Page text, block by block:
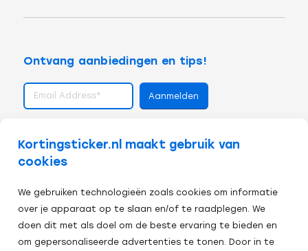
Kortingsticker.nl maakt gebruik van
cookies
We gebruiken technologieën zoals cookies om informatie
over je apparaat op te slaan en/of te raadplegen. We
doen dit met als doel om de beste ervaring te bieden en
om gepersonaliseerde advertenties te tonen. Door in te
Ontvang aanbiedingen en tips!